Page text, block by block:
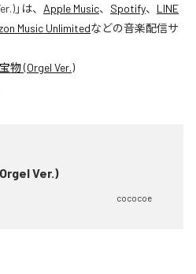
」は、 Apple Music、 Spotify、 LINE
Music Unlimitedなどの音楽配信サ
物 (Orgel Ver.)
Ver.)
cococoe